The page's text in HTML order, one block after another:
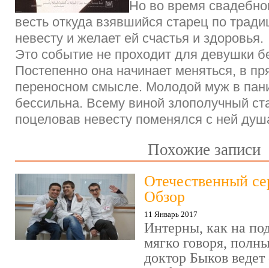
Но во время
весть откуда взявшийся старец по
невесту и желает ей счастья и здоровья.
Это событие не проходит для девушки
Постепенно она начинает меняться, в
переносном смысле. Молодой муж в
бессильна. Всему виной злополучный
поцеловав невесту поменялся с ней
Похожие записи
Отечественный
Обзор
11 Январь 2017
Интерны, как на
мягко говоря,
доктор Быков ведет